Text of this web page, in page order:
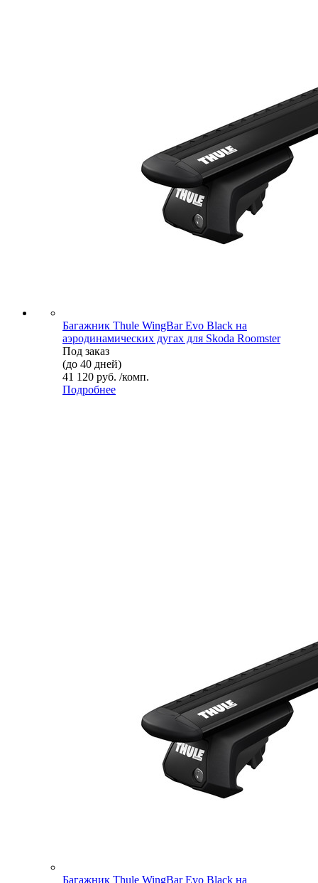
Багажник Thule WingBar Evo Black на
аэродинамических дугах для Skoda Roomster
Под заказ
(до 40 дней)
41 120 руб. /комп.
Подробнее
Багажник Thule WingBar Evo Black на